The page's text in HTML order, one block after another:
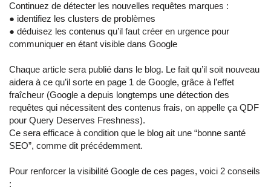
Continuez de détecter les nouvelles requêtes marques :
● identifiez les clusters de problèmes
● déduisez les contenus qu’il faut créer en urgence pour
communiquer en étant visible dans Google
Chaque article sera publié dans le blog. Le fait qu’il soit nouveau
aidera à ce qu’il sorte en page 1 de Google, grâce à l’effet
fraîcheur (Google a depuis longtemps une détection des
requêtes qui nécessitent des contenus frais, on appelle ça QDF
pour Query Deserves Freshness).
Ce sera efficace à condition que le blog ait une “bonne santé
SEO”, comme dit précédemment.
Pour renforcer la visibilité Google de ces pages, voici 2 conseils
: